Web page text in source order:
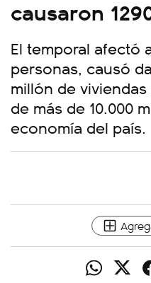
causaron
El temporal afectó
personas, causó
millón de
de más de 10.000
economía del país.